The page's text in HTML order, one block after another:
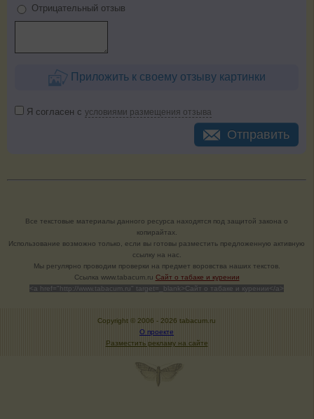
Отрицательный отзыв
Приложить к своему отзыву картинки
Я согласен с условиями размещения отзыва
Отправить
Все текстовые материалы данного ресурса находятся под защитой закона о
копирайтах.
Использование возможно только, если вы готовы разместить предложенную активную
ссылку на нас.
Мы регулярно проводим проверки на предмет воровства наших текстов.
Cсылка www.tabacum.ru Сайт о табаке и курении
<a href="http://www.tabacum.ru" target=_blank>Сайт о табаке и курении</a>
Copyright © 2006 - 2026 tabacum.ru
О проекте
Разместить рекламу на сайте